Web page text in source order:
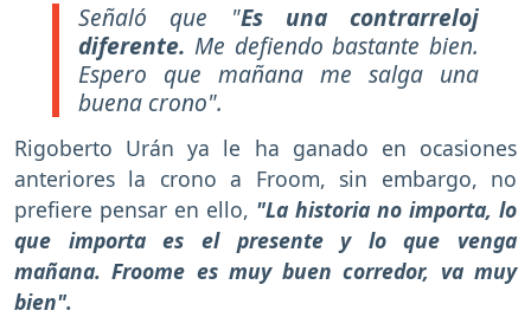
Señaló que "Es una contrarreloj
diferente. Me defiendo bastante bien.
Espero que mañana me salga una
buena crono".
Rigoberto Urán ya le ha ganado en ocasiones
anteriores la crono a Froom, sin embargo, no
prefiere pensar en ello, "La historia no importa, lo
que importa es el presente y lo que venga
mañana. Froome es muy buen corredor, va muy
bien".